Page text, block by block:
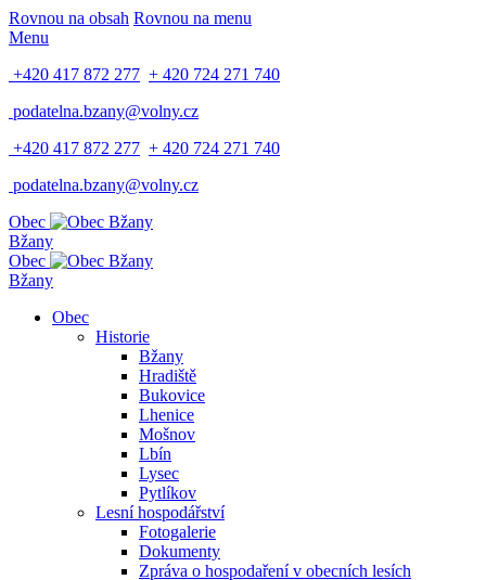
Rovnou na obsah Rovnou na menu
Menu
+420 417 872 277 + 420 724 271 740
podatelna.bzany@volny.cz
+420 417 872 277 + 420 724 271 740
podatelna.bzany@volny.cz
Obec
Bžany
Obec
Bžany
Obec
Historie
Bžany
Hradiště
Bukovice
Lhenice
Mošnov
Lbín
Lysec
Pytlíkov
Lesní hospodářství
Fotogalerie
Dokumenty
Zpráva o hospodaření v obecních lesích